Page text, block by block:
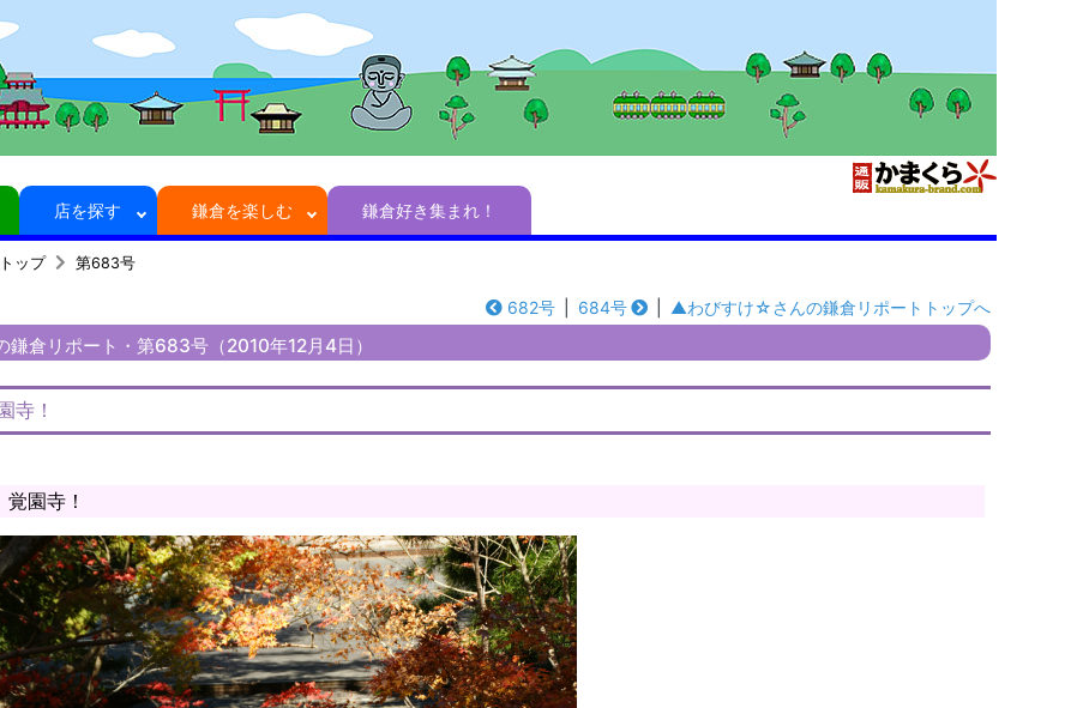
店を探す 鎌倉を楽しむ 鎌倉好き集まれ！
ップ 第683号
682号 684号 ▲わびすけ☆さんの鎌倉リポートトップへ
倉リポート・第683号（2010年12月4日）
寺！
園寺！